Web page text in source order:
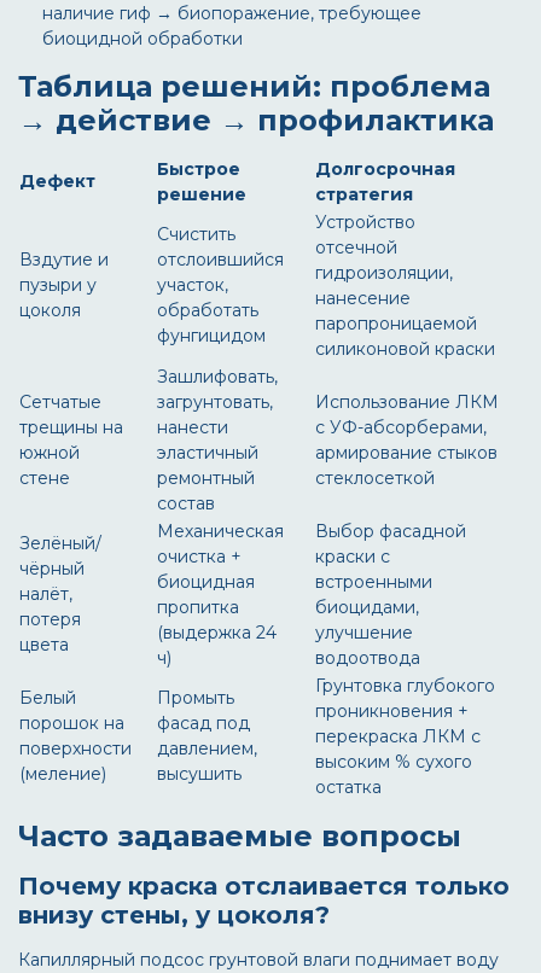
наличие гиф → биопоражение, требующее
биоцидной обработки
Таблица решений: проблема
→ действие → профилактика
Дефект
Быстрое
решение
Долгосрочная
стратегия
Вздутие и
пузыри у
цоколя
Счистить
отслоившийся
участок,
обработать
фунгицидом
Устройство
отсечной
гидроизоляции,
нанесение
паропроницаемой
силиконовой краски
Сетчатые
трещины на
южной
стене
Зашлифовать,
загрунтовать,
нанести
эластичный
ремонтный
состав
Использование ЛКМ
с УФ-абсорберами,
армирование стыков
стеклосеткой
Зелёный/
чёрный
налёт,
потеря
цвета
Механическая
очистка +
биоцидная
пропитка
(выдержка 24
ч)
Выбор фасадной
краски с
встроенными
биоцидами,
улучшение
водоотвода
Белый
порошок на
поверхности
(меление)
Промыть
фасад под
давлением,
высушить
Грунтовка глубокого
проникновения +
перекраска ЛКМ с
высоким % сухого
остатка
Часто задаваемые вопросы
Почему краска отслаивается только
внизу стены, у цоколя?
Капиллярный подсос грунтовой влаги поднимает воду